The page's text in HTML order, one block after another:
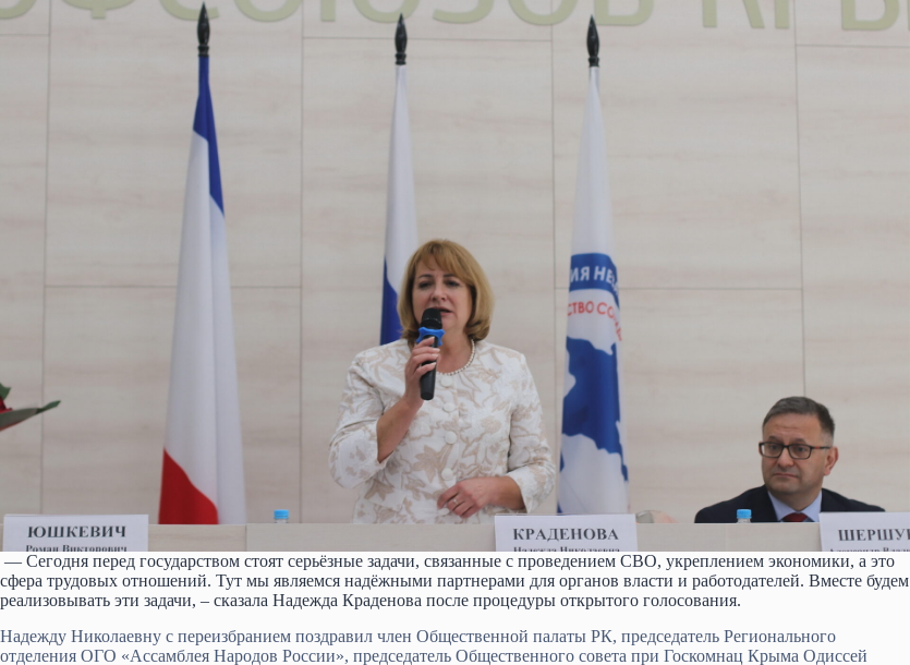
— Сегодня перед государством стоят серьёзные задачи, связанные с проведением СВО, укреплением экономики, а это
сфера трудовых отношений. Тут мы являемся надёжными партнерами для органов власти и работодателей. Вместе будем
реализовывать эти задачи, – сказала Надежда Краденова после процедуры открытого голосования.
Надежду Николаевну с переизбранием поздравил член Общественной палаты РК, председатель Регионального
отделения ОГО «Ассамблея Народов России», председатель Общественного совета при Госкомнац Крыма Одиссей